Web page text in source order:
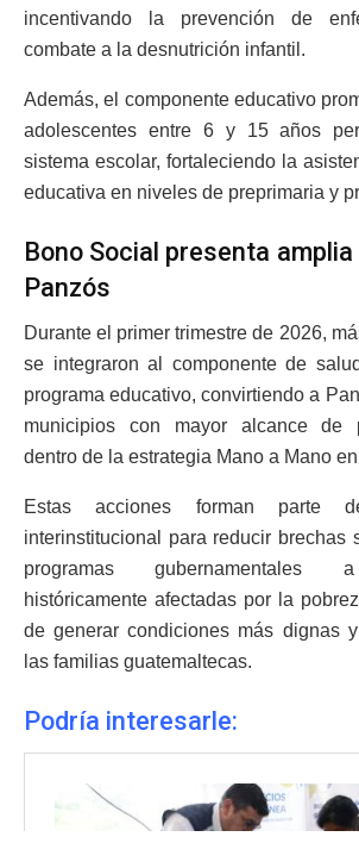
incentivando la prevención de
combate a la desnutrición infantil.
Además, el componente educativo
adolescentes entre 6 y 15 años
sistema escolar, fortaleciendo la
educativa en niveles de preprimaria y
Bono Social presenta
Panzós
Durante el primer trimestre de 2026,
se integraron al componente de
programa educativo, convirtiendo a
municipios con mayor alcance de
dentro de la estrategia Mano a Mano
Estas acciones forman parte
interinstitucional para reducir brechas
programas gubernamentales
históricamente afectadas por la
de generar condiciones más dignas
las familias guatemaltecas.
Podría interesarle: